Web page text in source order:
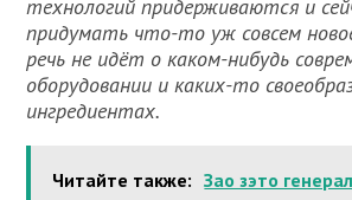
технологий придерживаются и
придумать что-то уж совсем
речь не идёт о каком-нибудь
оборудовании и каких-то
ингредиентах.
Читайте также: Зао зэто